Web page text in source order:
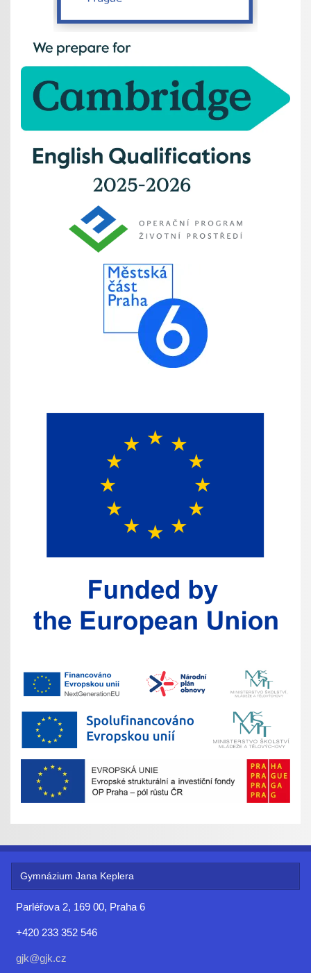
Gymnázium Jana Keplera
Parléřova 2, 169 00, Praha 6
+420 233 352 546
gjk@gjk.cz